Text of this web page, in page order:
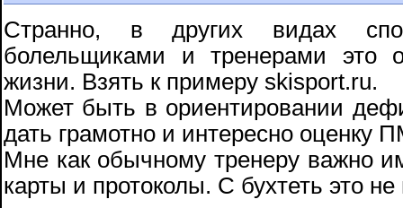
Странно, в других видах
болельщиками и тренерами это
жизни. Взять к примеру skisport.ru.
Может быть в ориентировании
дать грамотно и интересно оценку
Мне как обычному тренеру важно
карты и протоколы. С бухтеть это